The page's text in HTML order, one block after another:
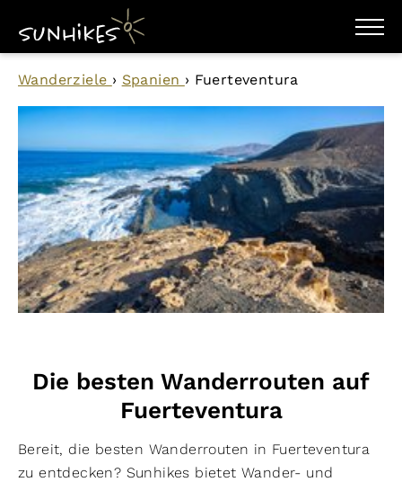
WANDERZIELE
WANDERUNGEN
ENTDECKEN
MAGAZIN
PLANER
Wanderziele › Spanien › Fuerteventura
Die besten Wanderrouten auf
Fuerteventura
Bereit, die besten Wanderrouten in Fuerteventura
zu entdecken? Sunhikes bietet Wander- und